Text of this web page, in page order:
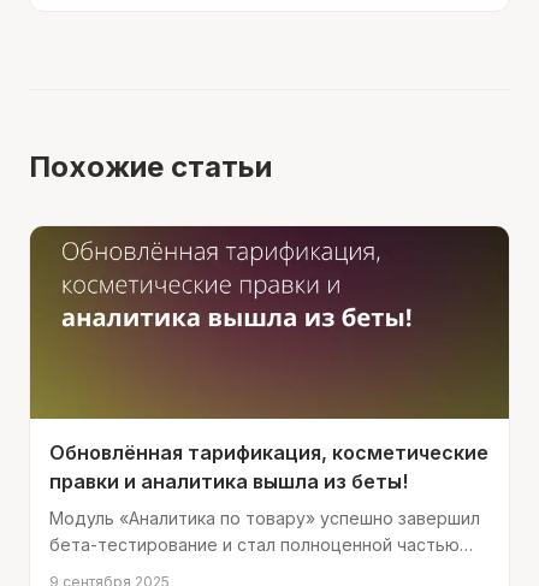
Похожие статьи
Обновлённая тарификация, косметические
правки и аналитика вышла из беты!
Модуль «Аналитика по товару» успешно завершил
бета-тестирование и стал полноценной частью
9 сентября 2025